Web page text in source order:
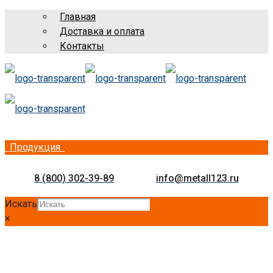
Главная
Доставка и оплата
Контакты
Продукция
8 (800) 302-39-89 info@metall123.ru
Искать
×